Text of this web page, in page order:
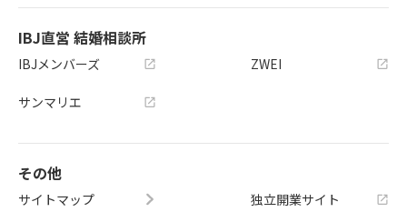
IBJ直営 結婚相談所
IBJメンバーズ
サンマリエ
ZWEI
その他
サイトマップ
独立開業サイト